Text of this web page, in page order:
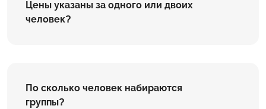
Цены указаны за одного или двоих
человек?
По сколько человек набираются
группы?